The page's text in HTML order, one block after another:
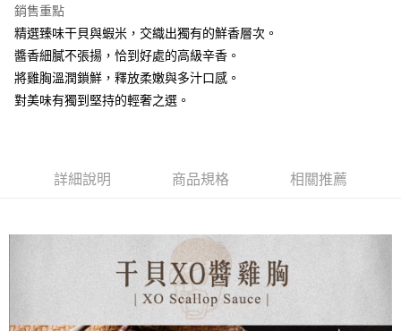
聯邦商業銀行
元大商業銀行
永豐商業銀行
台新國際商業銀行
中國信託商業銀行
台灣樂天信用卡公司
全盈+PAY
大哥付你分期
相關說明
【大哥付你分期使用說明】
成交易。
3.實際核准額度、可分期數及費用金額請依後續交易確認頁面所載為準。
法說明評估內容。
1.分期款項不併入電信帳單，「大哥付你分期」於每月結算日後寄送繳費提
2.透過簡訊連結打開帳單後，可選擇「超商條碼／台灣大直營門市／銀行轉
帳／街口支付／iPASS MONEY」等通路繳費。
AFTEE先享後付是「在收到商品之後才付款」的支付方式。 讓您購物簡單
３．安心：先確認商品／服務後，再付款。
【「AFTEE先享後付」結帳流程】
１．於結帳方式選擇「AFTEE先享後付」後，將跳轉至「AFTEE先享後付」
結帳頁面，進行簡訊認證並確認金額後，即可完成結帳。
２．訂單成立數日內，您將收到繳費通知簡訊。
ATM付款
◆【7-11快速到店】《有材積限制，如有疑慮歡迎洽詢客服》
每筆NT$170，滿NT$1,299(含以上)免運費
銷售重點
精選臻味干貝與蝦米，交織出獨有的鮮香層次。
醬香細膩不張揚，恰到好處的高級辛香。
將雞胸溫潤鎖鮮，釋放柔嫩與多汁口感。
對美味有獨到堅持的輕奢之選。
詳細說明 商品規格 相關推薦